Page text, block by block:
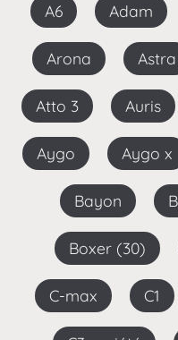
A6 Adam
Arona Astra
Atto 3 Auris
Aygo Aygo x
Bayon
Boxer (30)
C-max C1